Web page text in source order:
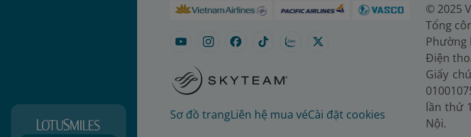
Sơ đồ trangLiên hệ mua véCài đặt cookies
© 2025
Tổng
Phường
Điện
Giấy
lần thứ
Nội.